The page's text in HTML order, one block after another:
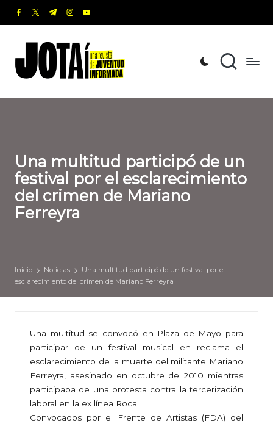
Saltar
contenido
facebook.com
twitter.com
t.me instagram.com
youtube.com
o
t
revista
de
Informada
Una multitud participó de un
festival por el esclarecimiento
del crimen de Mariano
Ferreyra
Inicio Noticias
Una multitud participó de un festival por el
esclarecimiento del crimen de Mariano Ferreyra
Una multitud se convocó en Plaza de Mayo para
participar de un festival musical en reclama el
esclarecimiento de la muerte del militante Mariano
Ferreyra, asesinado en octubre de 2010 mientras
participaba de una protesta contra la tercerización
laboral en la ex línea Roca.
Convocados por el Frente de Artistas (FDA) del